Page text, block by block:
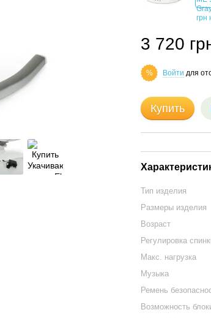
3 720
% Войти для
Купить
Тип изделия
Размеры изделия
Возраст
Регулировка
Макс. нагрузка
Музыка
Ремень
Возможность